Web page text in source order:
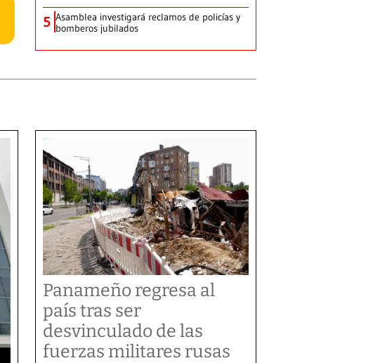
5 Asamblea investigará reclamos de policías y
bomberos jubilados
Panameño regresa al
país tras ser
desvinculado de las
fuerzas militares rusas